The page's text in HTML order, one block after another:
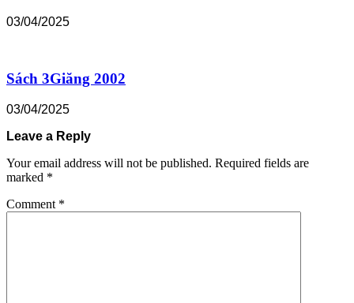
03/04/2025
Sách 3Giăng 2002
03/04/2025
Leave a Reply
Your email address will not be published. Required fields are
marked *
Comment *